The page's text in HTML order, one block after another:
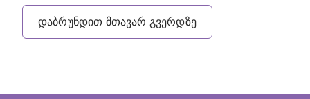
დაბრუნდით მთავარ გვერდზე